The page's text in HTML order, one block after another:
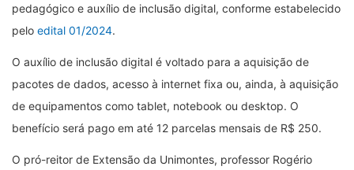
pedagógico e auxílio de inclusão digital, conforme estabelecido
pelo edital 01/2024.
O auxílio de inclusão digital é voltado para a aquisição de
pacotes de dados, acesso à internet fixa ou, ainda, à aquisição
de equipamentos como tablet, notebook ou desktop. O
benefício será pago em até 12 parcelas mensais de R$ 250.
O pró-reitor de Extensão da Unimontes, professor Rogério